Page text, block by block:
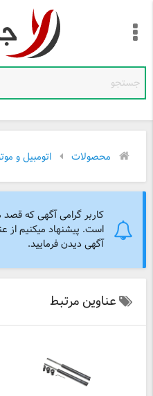
محصولات اتومبیل و
کاربر گرامی آگهی که
است. پیشنهاد میکنیم از
آگهی دیدن فرمایید.
عناوین مرتبط